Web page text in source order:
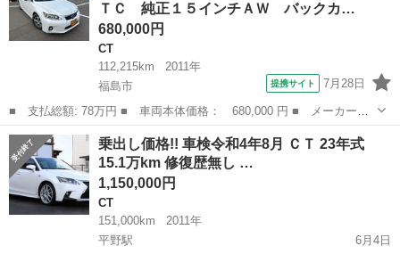
になります。 福島、郡山、...ＴＣ 純正１５インチＡＷ バックカ…
680,000円
CT
112,215km
2011年
福島市
提携サイト 7月28日
■ 支払総額: 78万円 ■ 車両本体価格： 680,000 円 ■ メーカー
名： レクサス ■ 車種名： ＣＴ ■ グレード名： ＣＴ２００
ｈ １年保証付 ＥＴＣ 純正１５インチＡＷ バックカメラ ＡＢ
Ｓ スペアキー シ...
福島 福島市
乗出し価格!! 車検令和4年8月 ＣＴ 23年式
15.1万km 修復歴無し …
1,150,000円
CT
151,000km
2011年
平野駅
6月4日